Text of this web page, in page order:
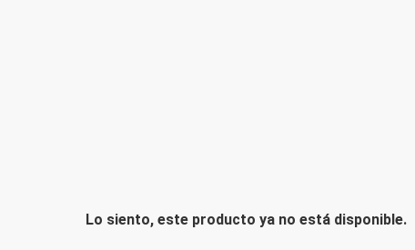
Lo siento, este producto ya no está disponible.